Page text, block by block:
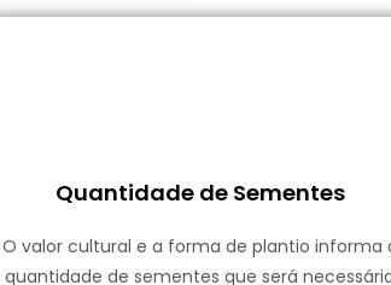
Quantidade de Sementes
O valor cultural e a forma de plantio informa
quantidade de sementes que será